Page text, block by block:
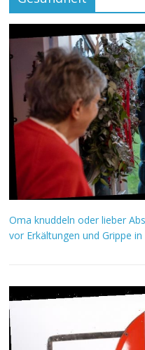
Oma knuddeln oder lieber
vor Erkältungen und Grippe